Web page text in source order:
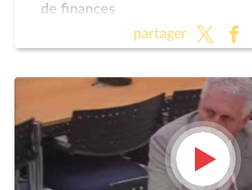
de finances
partager